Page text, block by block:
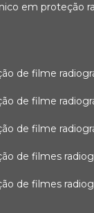
em proteção
de filme
de filme
de filme
de filmes
de filmes